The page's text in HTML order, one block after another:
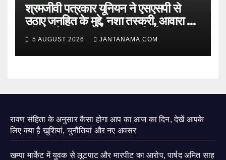
श्रमजीवी पत्रकार यूनियन ने एसएसपी से
उठाए जनहित के मुद्दे, नशा तस्करी, आवारा पशु
और पार्किंग व्यवस्था पर की कार्रवाई की मांग
5 AUGUST 2026 JANTANAMA.COM
रावण संहिता के अनुसार कैसा होगा आप का आज का दिन, देखें आपके
लिए क्या है खुशियां, चुनौतियां और नए अवसर
खम्पा मार्केट में युवक से लूटपाट और मारपीट का आरोप, पार्षद अमित साह